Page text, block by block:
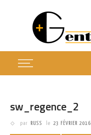
sw_regence_2
par RUSS le 23 FÉVRIER 2016